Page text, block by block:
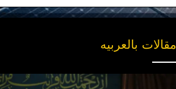
مقالات بالعربیه